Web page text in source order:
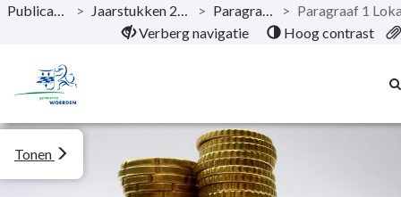
Naar hoofdinhoud
Publicaties > Jaarstukken 2023 > Paragrafen
>
Verberg navigatie
Hoog contrast
Tonen